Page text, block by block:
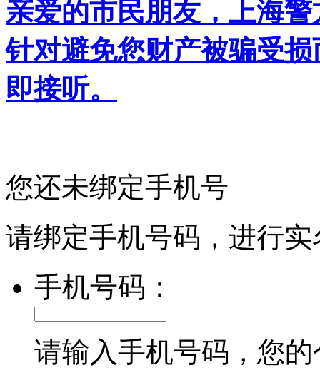
亲爱的市民朋友，上海
针对避免您财产被骗受
即接听。
您还未绑定手机号
请绑定手机号码，进行
手机号码：
请输入手机号码，您